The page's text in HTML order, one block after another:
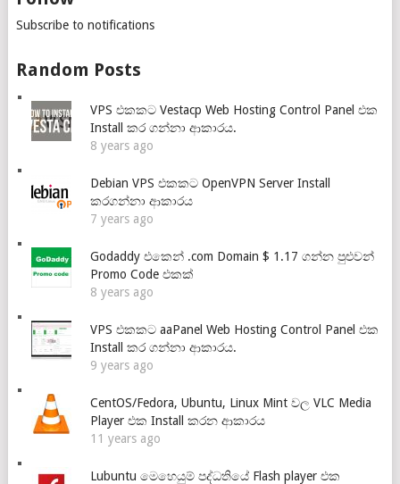
Subscribe to notifications
Random Posts
VPS එකකට Vestacp Web Hosting Control Panel එක
Install කර ගන්නා ආකාරය.
8 years ago
Debian VPS එකකට OpenVPN Server Install
කරගන්නා ආකාරය
7 years ago
Godaddy එකෙන් .com Domain $ 1.17 ගන්න පුළුවන්
Promo Code එකක්
8 years ago
VPS එකකට aaPanel Web Hosting Control Panel එක
Install කර ගන්නා ආකාරය.
9 years ago
CentOS/Fedora, Ubuntu, Linux Mint වල VLC Media
Player එක Install කරන ආකාරය
11 years ago
Lubuntu මෙහෙයුම් පද්ධතියේ Flash player එක